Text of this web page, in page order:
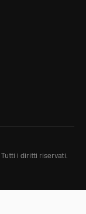
Tutti i diritti riservati.